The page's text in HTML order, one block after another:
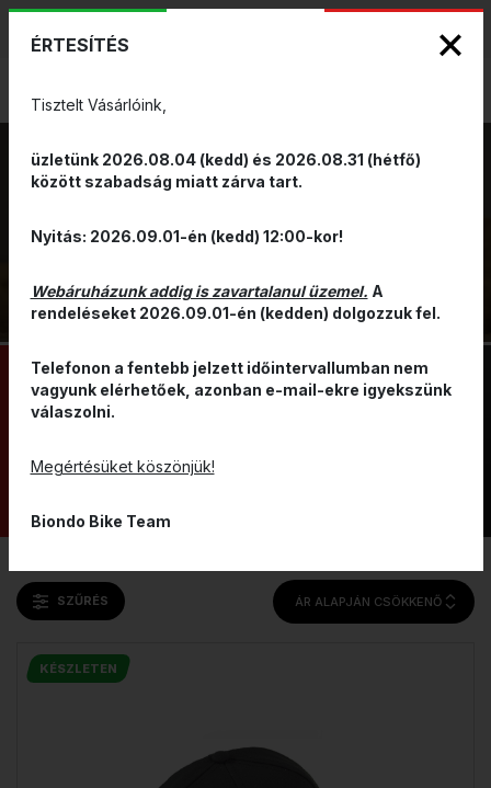
HUN
RUHÁZAT
NYAKRA ÉS
ARCRA
KERÉKPÁROS SAPKA
SAPKA BUKÓSISAK ALÁ
SZŰRÉS ÁR ALAPJÁN CSÖKKENŐ
KÉSZLETEN
ÉRTESÍTÉS
Tisztelt Vásárlóink,
üzletünk 2026.08.04 (kedd) és 2026.08.31 (hétfő)
között szabadság miatt zárva tart.
Nyitás: 2026.09.01-én (kedd) 12:00-kor!
Webáruházunk addig is zavartalanul üzemel. A
rendeléseket 2026.09.01-én (kedden) dolgozzuk fel.
Telefonon a fentebb jelzett időintervallumban nem
vagyunk elérhetőek, azonban e-mail-ekre igyekszünk
válaszolni.
Megértésüket köszönjük!
Biondo Bike Team